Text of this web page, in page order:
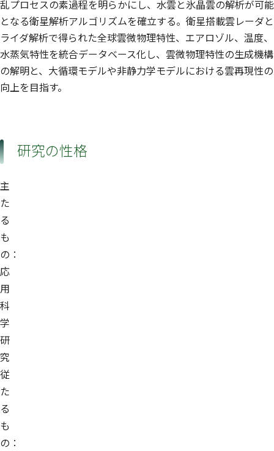
乱プロセスの素過程を明らかにし、水雲と氷晶雲の解析が可能
となる衛星解析アルゴリズムを確立する。衛星搭載雲レーダと
ライダ解析で得られた全球雲微物理特性、エアロゾル、温度、
水蒸気特性を統合データベース化し、雲微物理特性の生成機構
の解明と、大循環モデルや非静力学モデルにおける雲再現性の
向上を目指す。
研究の性格
主
た
る
も
の：
応
用
科
学
研
究
従
た
る
も
の：